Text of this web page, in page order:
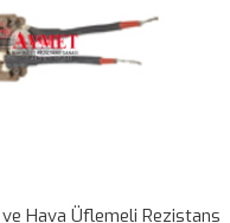
ve Hava Üflemeli Rezistans